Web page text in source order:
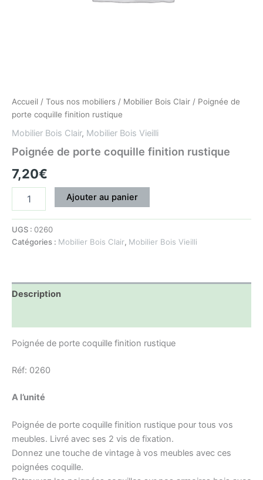
Accueil / Tous nos mobiliers / Mobilier Bois Clair / Poignée de
porte coquille finition rustique
Mobilier Bois Clair, Mobilier Bois Vieilli
Poignée de porte coquille finition rustique
7,20€
Ajouter au panier
UGS : 0260
Catégories : Mobilier Bois Clair, Mobilier Bois Vieilli
Description
Poignée de porte coquille finition rustique
Réf: 0260
A l’unité
Poignée de porte coquille finition rustique pour tous vos
meubles. Livré avec ses 2 vis de fixation.
Donnez une touche de vintage à vos meubles avec ces
poignées coquille.